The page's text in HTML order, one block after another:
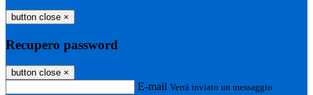
button close ×
Recupero password
button close ×
E-mail Verrà inviato un messaggio